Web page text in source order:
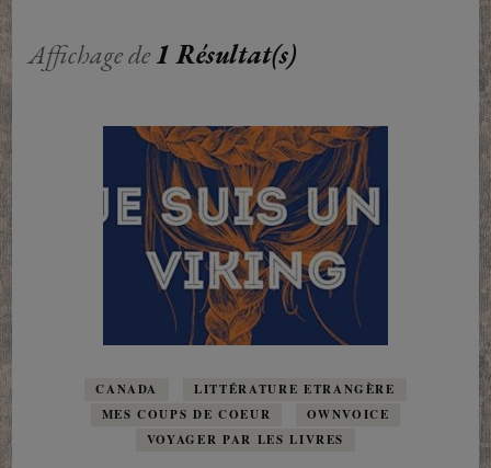
Affichage de1 Résultat(s)
CANADA
LITTÉRATURE ETRANGÈRE
MES COUPS DE COEUR
OWNVOICE
VOYAGER PAR LES LIVRES